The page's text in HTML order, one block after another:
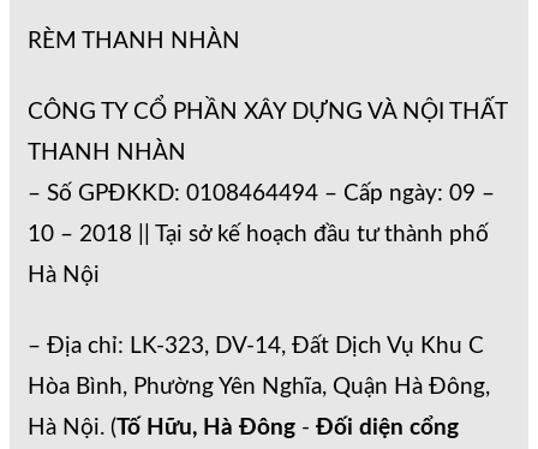
RÈM THANH NHÀN
CÔNG TY CỔ PHẦN XÂY DỰNG VÀ NỘI THẤT
THANH NHÀN
– Số GPĐKKD: 0108464494 – Cấp ngày: 09 –
10 – 2018 || Tại sở kế hoạch đầu tư thành phố
Hà Nội
– Địa chỉ: LK-323, DV-14, Đất Dịch Vụ Khu C
Hòa Bình, Phường Yên Nghĩa, Quận Hà Đông,
Hà Nội. ( Tố Hữu, Hà Đông - Đối diện cổng